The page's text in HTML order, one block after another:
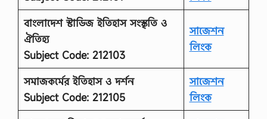
বাংলাদেশ স্টাডিজ ইতিহাস সংস্কৃতি ও
ঐতিহ্য
Subject Code: 212103
সাজেশন
লিংক
সমাজকর্মের ইতিহাস ও দর্শন
Subject Code: 212105
সাজেশন
লিংক